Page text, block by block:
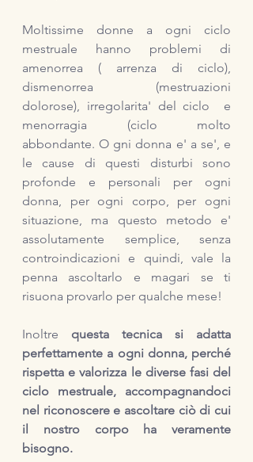
Moltissime donne a ogni ciclo
mestruale hanno problemi di
amenorrea ( arrenza di ciclo),
dismenorrea (mestruazioni
dolorose), irregolarita' del ciclo  e
menorragia (ciclo molto
abbondante. O gni donna e' a se', e
le cause di questi disturbi sono
profonde e personali per ogni
donna, per ogni corpo, per ogni
situazione, ma questo metodo e'
assolutamente semplice, senza
controindicazioni e quindi, vale la
penna ascoltarlo e magari se ti
risuona provarlo per qualche mese!
Inoltre questa tecnica si adatta
perfettamente a ogni donna, perché
rispetta e valorizza le diverse fasi del
ciclo mestruale, accompagnandoci
nel riconoscere e ascoltare ciò di cui
il nostro corpo ha veramente
bisogno.